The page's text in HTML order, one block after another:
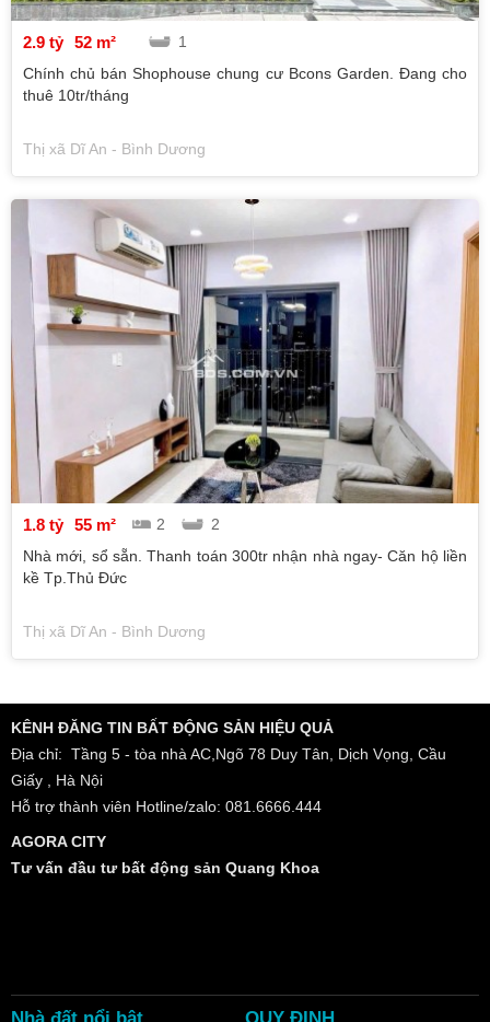
2.9 tỷ 52 m²
1
Chính chủ bán Shophouse chung cư Bcons Garden. Đang cho
thuê 10tr/tháng
Thị xã Dĩ An - Bình Dương
1.8 tỷ 55 m² 2
2
Nhà mới, sổ sẵn. Thanh toán 300tr nhận nhà ngay- Căn hộ liền
kề Tp.Thủ Đức
Thị xã Dĩ An - Bình Dương
KÊNH ĐĂNG TIN BẤT ĐỘNG SẢN HIỆU QUẢ
Địa chỉ: Tầng 5 - tòa nhà AC,Ngõ 78 Duy Tân, Dịch Vọng, Cầu
Giấy , Hà Nội
Hỗ trợ thành viên Hotline/zalo: 081.6666.444
AGORA CITY
Tư vấn đầu tư bất động sản Quang Khoa